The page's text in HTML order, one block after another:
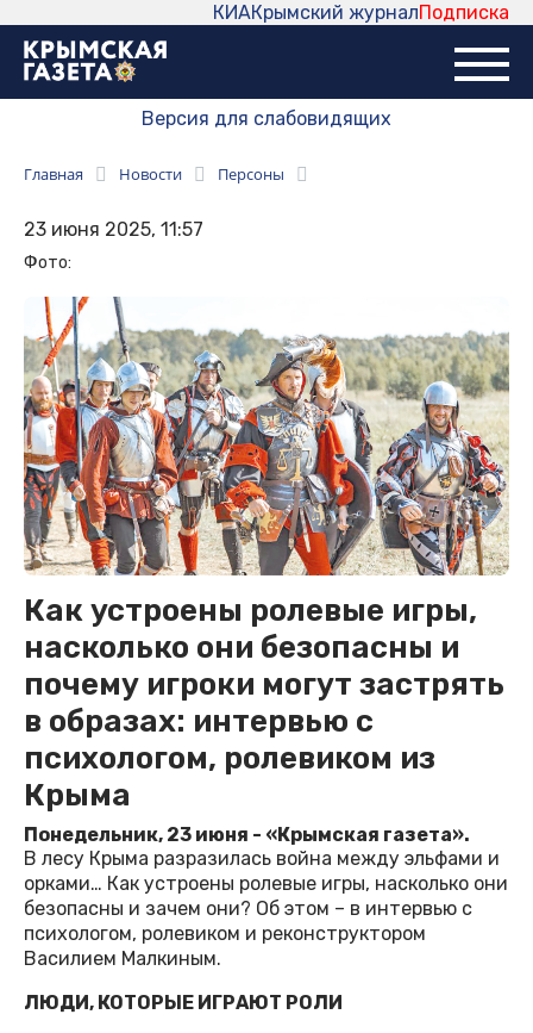
Подписка
Крымский журнал
КИА
Версия для слабовидящих
Главная Новости Персоны
23 июня 2025, 11:57
Фото:
Как устроены ролевые игры,
насколько они безопасны и
почему игроки могут застрять
в образах: интервью с
психологом, ролевиком из
Крыма
Понедельник, 23 июня - «Крымская газета».
В лесу Крыма разразилась война между эльфами и
орками… Как устроены ролевые игры, насколько они
безопасны и зачем они? Об этом – в интервью с
психологом, ролевиком и реконструктором
Василием Малкиным.
ЛЮДИ, КОТОРЫЕ ИГРАЮТ РОЛИ